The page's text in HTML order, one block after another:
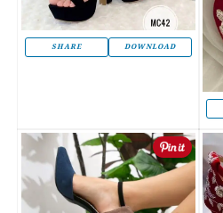
SHARE DOWNLOAD